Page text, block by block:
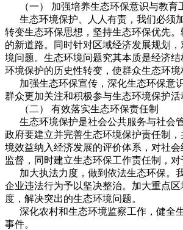
（一） 加强培养生态环保意识与教育
生态环境保护、人人有责，我们必须
转变生态环保思想，坚持生态环保优先
的新道路。同时针对区域经济发展规划
境问题。生态环境问题究其本质是经济
环境保护的历史性转变，使群众生态环境
加强生态环保宣传，深化生态环保意
群众更加关注和积极参与生态环境保护
（二） 有效落实生态环保责任制
生态环境保护是社会公共服务与社会
政府要建立并完善生态环境保护责任制
境效益纳入经济发展的评价体系，对社
监督，同时建立生态环保工作责任制，
加大执法力度，做到依法生态环保。
企业违法行为予以坚决整治。加大重点
度，解决突出的生态环境问题。
深化农村和生态环境监察工作，健全
事件。